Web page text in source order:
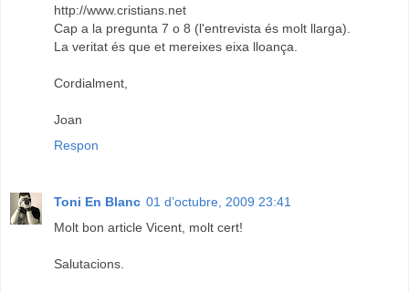
http://www.cristians.net
Cap a la pregunta 7 o 8 (l'entrevista és molt llarga).
La veritat és que et mereixes eixa lloança.
Cordialment,
Joan
Respon
Toni En Blanc 01 d’octubre, 2009 23:41
Molt bon article Vicent, molt cert!
Salutacions.